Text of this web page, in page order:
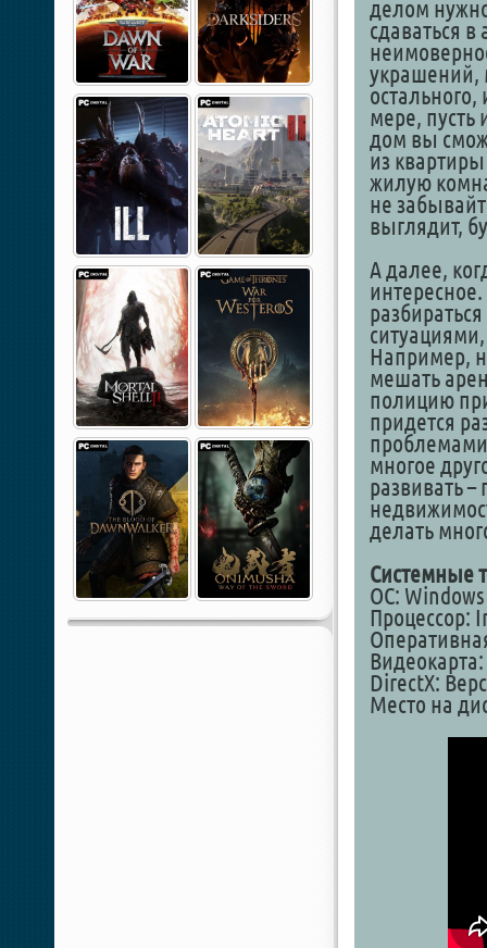
делом
сдаваться
украшений,
мере, пусть
дом вы
из
жилую
не
выглядит,
А далее,
Например,
мешать
полицию
придется
проблемами
многое
развивать
делать
Системные
ОС: Windows
Процессор:
Видеокарта:
DirectX:
Место на